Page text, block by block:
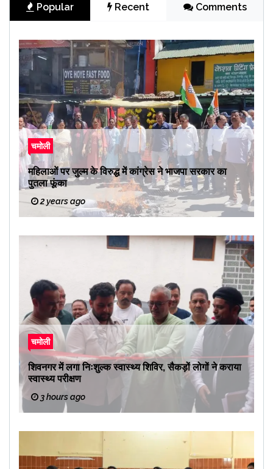
Popular Recent Comments
चमोली
महिलाओं पर जुल्म के विरुद्ध में कांग्रेस ने भाजपा सरकार का
पुतला फूंका
2 years ago
चमोली
शिवनगर में लगा निःशुल्क स्वास्थ्य शिविर, सैकड़ों लोगों ने कराया
स्वास्थ्य परीक्षण
3 hours ago